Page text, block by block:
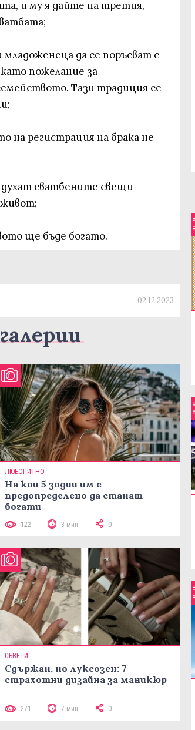
и му я дайте на третия,
да се поръсват с
пожелание за
Тази традиция се
регистрация на брака не
сватбените свещи
живот;
ще бъде богато.
02.12.2023
ЛЮБОПИТНО
На кои 5 зодии им е
предопределено да станат
богати
122 3 мин 0
СЪВЕТИ
Сдържан, но луксозен: 7
страхотни дизайна за маникюр
271 7 мин 0